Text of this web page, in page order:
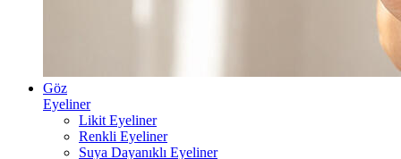
Göz
Eyeliner
Likit Eyeliner
Renkli Eyeliner
Suya Dayanıklı Eyeliner